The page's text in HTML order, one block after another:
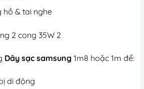
hồ & tai nghe
Dây sạc samsung 1m8 hoặc 1m để:
di động